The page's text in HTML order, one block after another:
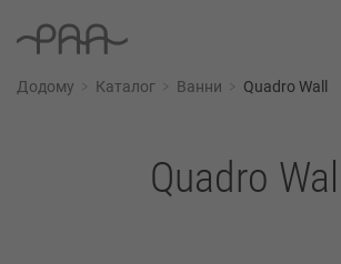
Додому Каталог Ванни Quadro Wall
Quadro Wall